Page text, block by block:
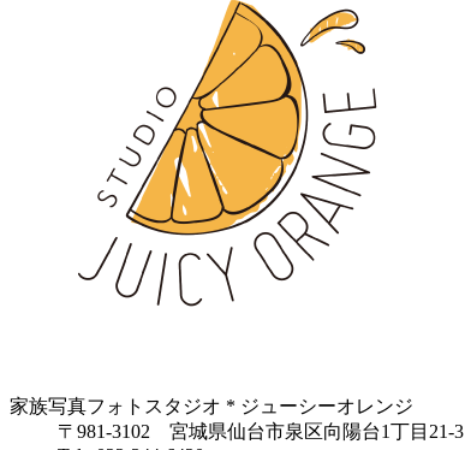
家族写真フォトスタジオ * ジューシーオレンジ
〒981-3102 宮城県仙台市泉区向陽台1丁目21-3